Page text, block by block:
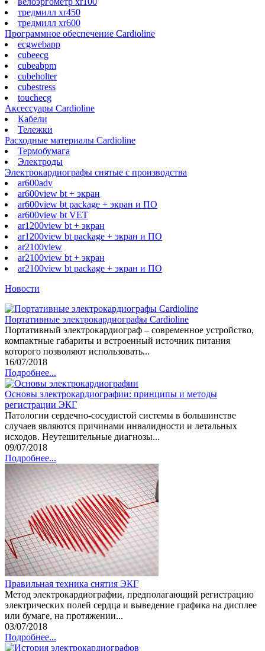
тредмилл xr450
тредмилл xr600
Программное обеспечение Cardioline
ecgwebapp
cubeecg
cubeabpm
cubeholter
cubestress
touchecg
Аксессуары Cardioline
Кабели
Тележки
Расходные материалы Cardioline
Термобумага
Электроды
Электрокардиографы снятые с производства
ar600adv
ar600view bt + экран
ar600view bt package + экран и ПО
ar600view bt VET
ar1200view bt + экран
ar1200view bt package + экран и ПО
ar2100view
ar2100view bt + экран
ar2100view bt package + экран и ПО
Новости
Портативные электрокардиографы Cardioline
Портативный электрокардиограф – современное устройство,
компактные габариты и встроенный источник питания
которого позволяют использовать...
16/07/2018
Подробнее...
Основы электрокардиографии: принципы и методы
регистрации ЭКГ
Патологии сердечно-сосудистой системы в большинстве
случаев являются причинами инвалидности и летальных
исходов. Неутешительные диагнозы...
09/07/2018
Подробнее...
Правильная техника снятия ЭКГ
Метод электрокардиографии, предполагающий регистрацию
электрических полей сердца и выведение графика на дисплее
или бумаге, на протяжении...
03/07/2018
Подробнее...